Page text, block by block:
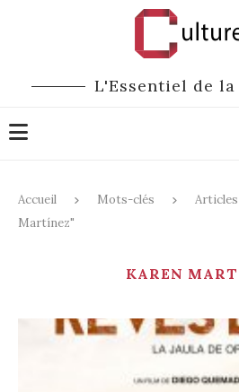
L'Essentiel de
Accueil Mots-clés
Articles
Martínez"
KAREN